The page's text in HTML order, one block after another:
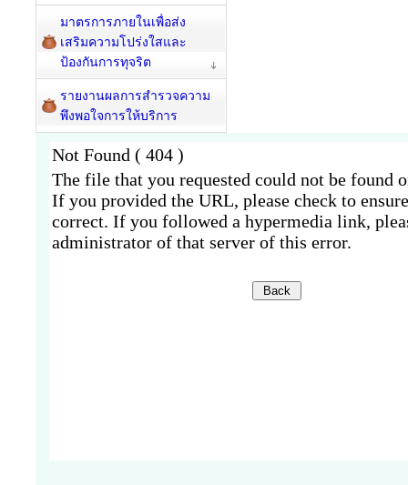
มาตรการภายในเพื่อส่ง
เสริมความโปร่งใสและ
ป้องกันการทุจริต
รายงานผลการสำรวจความ
พึงพอใจการให้บริการ